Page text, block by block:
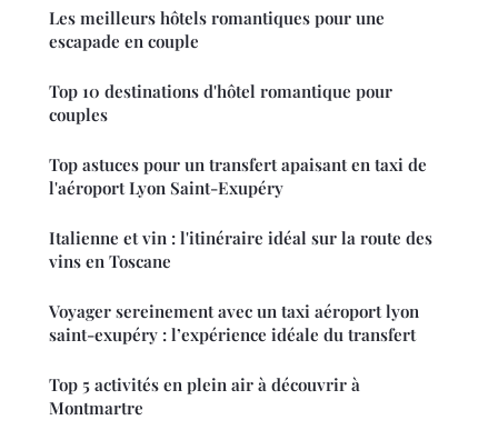
Les meilleurs hôtels romantiques pour une
escapade en couple
Top 10 destinations d'hôtel romantique pour
couples
Top astuces pour un transfert apaisant en taxi de
l'aéroport Lyon Saint-Exupéry
Italienne et vin : l'itinéraire idéal sur la route des
vins en Toscane
Voyager sereinement avec un taxi aéroport lyon
saint-exupéry : l’expérience idéale du transfert
Top 5 activités en plein air à découvrir à
Montmartre